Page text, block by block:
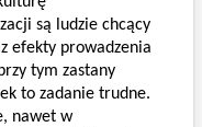
są ludzie chcący
efekty prowadzenia
tym zastany
to zadanie trudne.
nawet w